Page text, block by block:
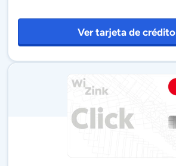
Ver tarjeta de crédito